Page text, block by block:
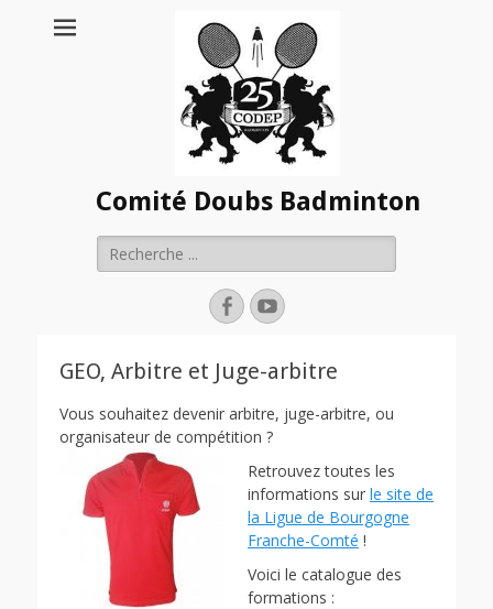
Comité Doubs Badminton
Rechercher :
FacebookYouTube
GEO, Arbitre et Juge-arbitre
Vous souhaitez devenir arbitre, juge-arbitre, ou
organisateur de compétition ?
Retrouvez toutes les
informations sur le site de
la Ligue de Bourgogne
Franche-Comté !
Voici le catalogue des
formations :